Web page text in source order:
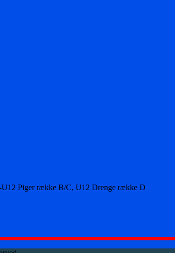
U12 Piger række B/C, U12 Drenge række D